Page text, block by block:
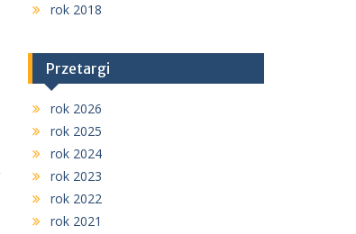
rok 2018
Przetargi
rok 2026
rok 2025
rok 2024
rok 2023
rok 2022
rok 2021